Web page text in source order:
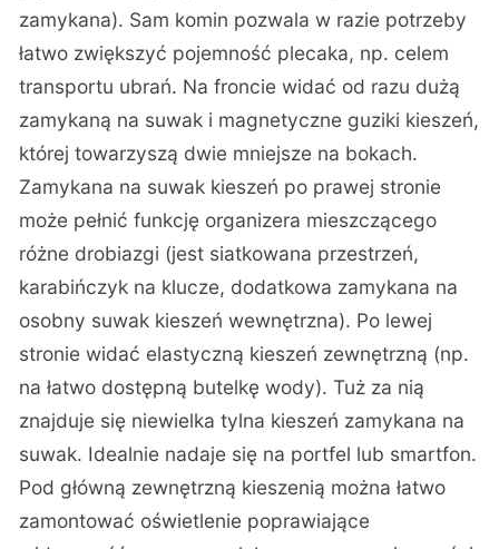
zamykana). Sam komin pozwala w razie potrzeby
łatwo zwiększyć pojemność plecaka, np. celem
transportu ubrań. Na froncie widać od razu dużą
zamykaną na suwak i magnetyczne guziki kieszeń,
której towarzyszą dwie mniejsze na bokach.
Zamykana na suwak kieszeń po prawej stronie
może pełnić funkcję organizera mieszczącego
różne drobiazgi (jest siatkowana przestrzeń,
karabińczyk na klucze, dodatkowa zamykana na
osobny suwak kieszeń wewnętrzna). Po lewej
stronie widać elastyczną kieszeń zewnętrzną (np.
na łatwo dostępną butelkę wody). Tuż za nią
znajduje się niewielka tylna kieszeń zamykana na
suwak. Idealnie nadaje się na portfel lub smartfon.
Pod główną zewnętrzną kieszenią można łatwo
zamontować oświetlenie poprawiające